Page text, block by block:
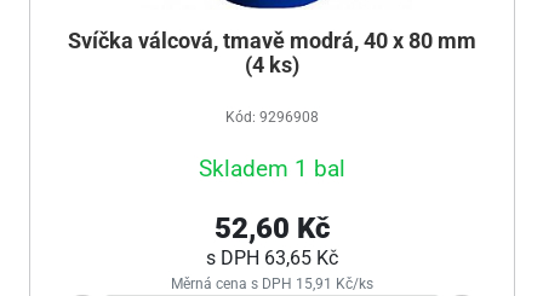
Svíčka válcová, tmavě modrá, 40 x 80 mm
(4 ks)
Kód: 9296908
Skladem 1 bal
52,60 Kč
s DPH 63,65 Kč
Měrná cena s DPH 15,91 Kč/ks